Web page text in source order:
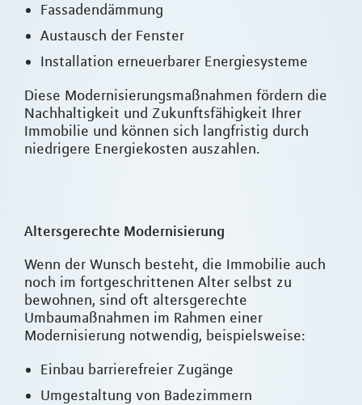
Fassadendämmung
Austausch der Fenster
Installation erneuerbarer Energiesysteme
Diese Modernisierungsmaßnahmen fördern die
Nachhaltigkeit und Zukunftsfähigkeit Ihrer
Immobilie und können sich langfristig durch
niedrigere Energiekosten auszahlen.
Altersgerechte Modernisierung
Wenn der Wunsch besteht, die Immobilie auch
noch im fortgeschrittenen Alter selbst zu
bewohnen, sind oft altersgerechte
Umbaumaßnahmen im Rahmen einer
Modernisierung notwendig, beispielsweise:
Einbau barrierefreier Zugänge
Umgestaltung von Badezimmern